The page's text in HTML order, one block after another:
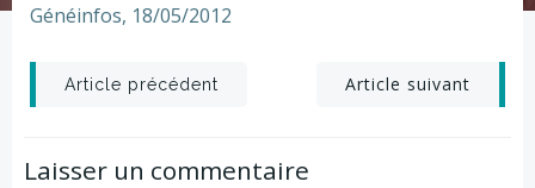
Généinfos, 18/05/2012
Post
navigation
Article précédent
Post
navigation
Article suivant
Laisser un commentaire